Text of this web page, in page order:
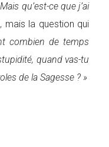
Mais qu’est-ce que j’ai
mais la question qui
combien de temps
quand vas-tu
de la Sagesse ? »